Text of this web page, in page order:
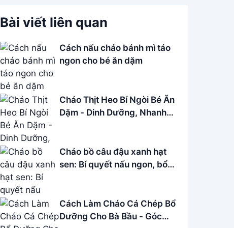
Bài viết liên quan
Cách nấu cháo bánh mì táo
ngon cho bé ăn dặm
Cháo Thịt Heo Bí Ngòi Bé Ăn
Dặm - Dinh Dưỡng, Nhanh
Cháo bồ câu đậu xanh hạt
sen: Bí quyết nấu ngon, bổ
Cách Làm Cháo Cá Chép Bổ
Dưỡng Cho Bà Bầu - Góc